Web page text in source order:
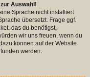
Auswahl!
Sprache nicht installiert
übersetzt. Frage ggf.
das du benötigst,
wir uns freuen, wenn du
können auf der Website
werden.